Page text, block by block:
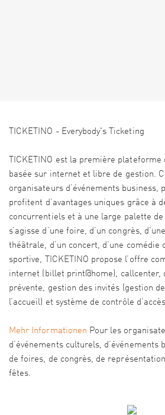
TICKETINO - Everybody's Ticketing
TICKETINO est la première plateforme
basée sur internet et libre de gestion.
organisateurs d’événements business,
profitent d’avantages uniques grâce à
concurrentiels et à une large palette de
s’agisse d’une foire, d’un congrès,
théâtrale, d’un concert, d’une comédie
sportive, TICKETINO propose l’offre
internet (billet print@home), callcenter,
prévente, gestion des invités (gestion
l’accueil) et système de contrôle
Mehr Informationen Pour les
d’événements culturels, d’événements
de foires, de congrès, de
fêtes.